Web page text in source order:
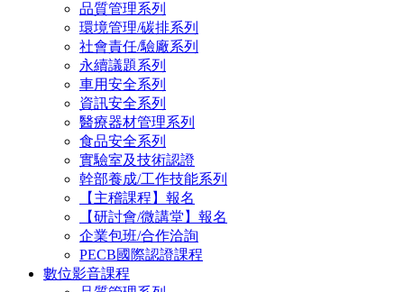
品質管理系列
環境管理/碳排系列
社會責任/驗廠系列
永續議題系列
車用安全系列
資訊安全系列
醫療器材管理系列
食品安全系列
實驗室及技術認證
幹部養成/工作技能系列
【主稽課程】報名
【研討會/微講堂】報名
企業包班/合作洽詢
PECB國際認證課程
數位影音課程